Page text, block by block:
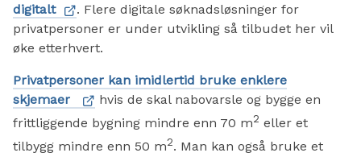
digitalt
. Flere digitale søknadsløsninger for
privatpersoner er under utvikling så tilbudet her vil
øke etterhvert.
Privatpersoner kan imidlertid bruke enklere
skjemaer
hvis de skal nabovarsle og bygge en
frittliggende bygning mindre enn 70 m2 eller et
tilbygg mindre enn 50 m2. Man kan også bruke et